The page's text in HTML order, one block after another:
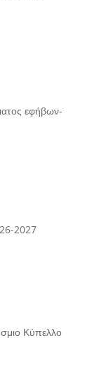
εφήβων-
2027
Κύπελλο